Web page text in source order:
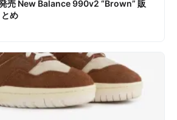
売 New Balance 990v2 “Brown” 販
め